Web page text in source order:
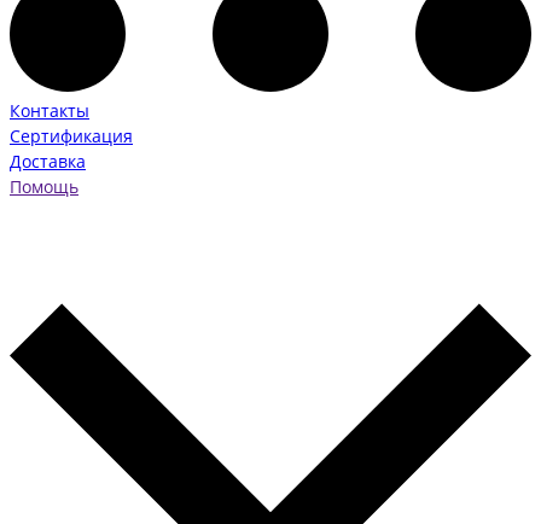
Контакты
Сертификация
Доставка
Помощь